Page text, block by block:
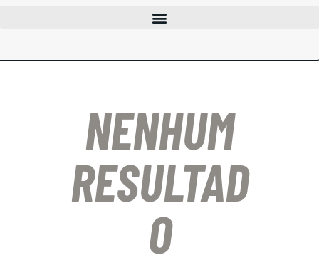
INFOCAC
INSTITUCIONAL
ENTRARNENHUM
RESULTAD
O